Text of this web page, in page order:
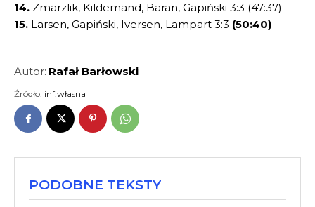
14. Zmarzlik, Kildemand, Baran, Gapiński 3:3 (47:37)
15. Larsen, Gapiński, Iversen, Lampart 3:3 (50:40)
Autor: Rafał Barłowski
Źródło: inf.własna
PODOBNE TEKSTY